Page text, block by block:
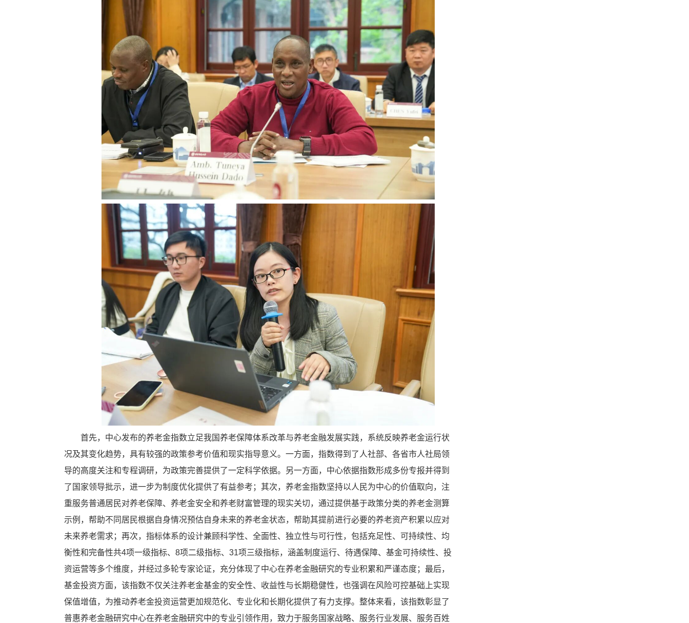
首先，中心发布的养老金指数立足我国养老保障体系改革与养老金融发展实践，系统反映养老金运行状
况及其变化趋势，具有较强的政策参考价值和现实指导意义。一方面，指数得到了人社部、各省市人社局领
导的高度关注和专程调研，为政策完善提供了一定科学依据。另一方面，中心依据指数形成多份专报并得到
了国家领导批示，进一步为制度优化提供了有益参考；其次，养老金指数坚持以人民为中心的价值取向，注
重服务普通居民对养老保障、养老金安全和养老财富管理的现实关切，通过提供基于政策分类的养老金测算
示例，帮助不同居民根据自身情况预估自身未来的养老金状态，帮助其提前进行必要的养老资产积累以应对
未来养老需求；再次，指标体系的设计兼顾科学性、全面性、独立性与可行性，包括充足性、可持续性、均
衡性和完备性共4项一级指标、8项二级指标、31项三级指标，涵盖制度运行、待遇保障、基金可持续性、投
资运营等多个维度，并经过多轮专家论证，充分体现了中心在养老金融研究的专业积累和严谨态度；最后，
基金投资方面，该指数不仅关注养老金基金的安全性、收益性与长期稳健性，也强调在风险可控基础上实现
保值增值，为推动养老金投资运营更加规范化、专业化和长期化提供了有力支撑。整体来看，该指数彰显了
普惠养老金融研究中心在养老金融研究中的专业引领作用，致力于服务国家战略、服务行业发展、服务百姓